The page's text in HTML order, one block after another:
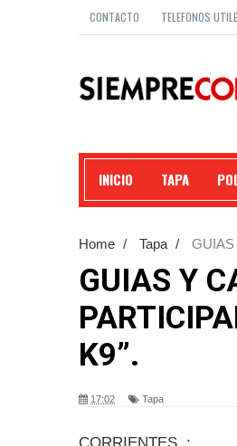
CONTACTO TELEFONOS
INICIO TAPA
Home / Tapa /
GUIAS
GUIAS Y
K9”.
17:02 Tapa
CORRIENTES. :